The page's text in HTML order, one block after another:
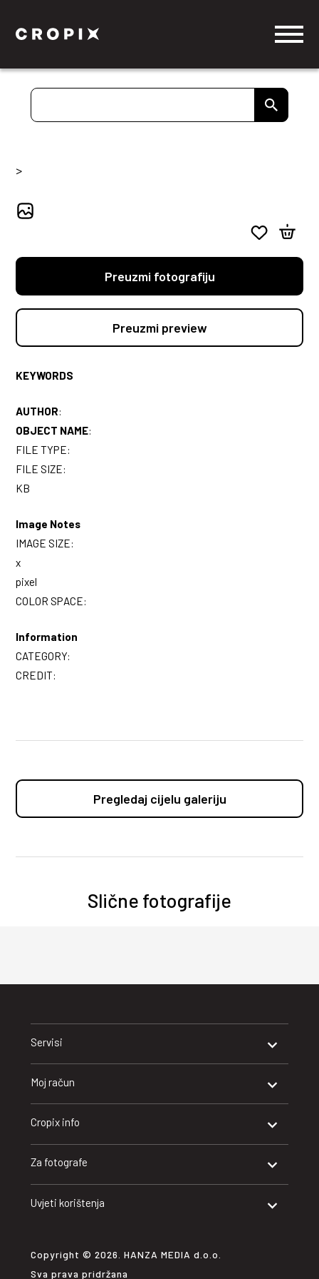
>
Preuzmi fotografiju
Preuzmi preview
KEYWORDS
AUTHOR:
OBJECT NAME:
FILE TYPE:
FILE SIZE:
KB
Image Notes
IMAGE SIZE:
x
pixel
COLOR SPACE:
Information
CATEGORY:
CREDIT:
Pregledaj cijelu galeriju
Slične fotografije
Servisi
Moj račun
Cropix info
Za fotografe
Uvjeti korištenja
Copyright © 2026. HANZA MEDIA d.o.o.
Sva prava pridržana